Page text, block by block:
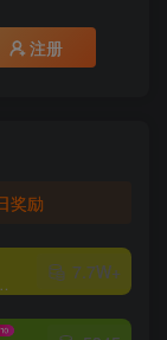
注册
奖励
没有写...
7.7W+